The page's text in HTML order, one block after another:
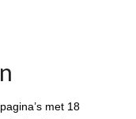
met 18